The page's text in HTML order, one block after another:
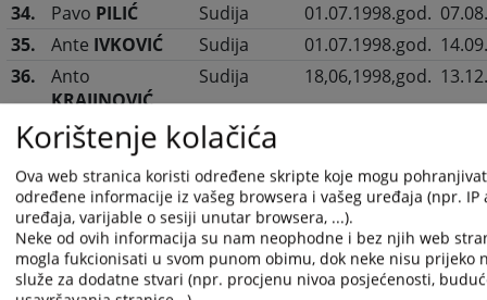
34. Pavo PILIĆ Sudija 01.07.1998.god.
35.
Ante IVKOVIĆ Sudija 01.07.1998.god.
36.
Anto
KRAJINOVIĆ
Sudija 18,06,1998,god.
37. NadaBUJAK Sudija
TOMIĆ
39.
LJubicaKISIN Sudija -
40.
Miroslav
KOZINA
Sudija 29.12.2000.god.
41. DraganKALABA Sudija 29.12.2000.god.
Korištenje kolačića
Ova web stranica koristi određene skripte koje mogu
određene informacije iz vašeg browsera i vašeg uređaja (npr. IP
uređaja, varijable o sesiji unutar browsera, ...).
Neke od ovih informacija su nam neophodne i bez njih web
mogla fukcionisati u svom punom obimu, dok neke nisu prijeko
služe za dodatne stvari (npr. procjenu nivoa posjećenosti,